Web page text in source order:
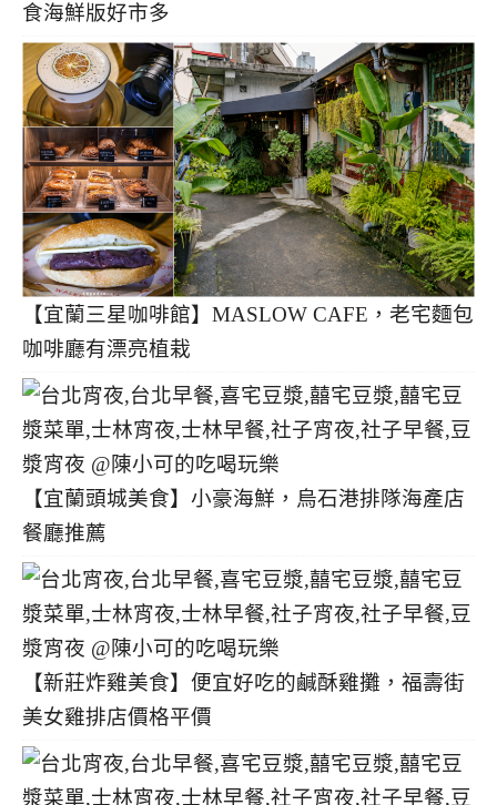
食海鮮版好市多
【宜蘭三星咖啡館】MASLOW CAFE，老宅麵包
咖啡廳有漂亮植栽
【宜蘭頭城美食】小豪海鮮，烏石港排隊海產店
餐廳推薦
【新莊炸雞美食】便宜好吃的鹹酥雞攤，福壽街
美女雞排店價格平價